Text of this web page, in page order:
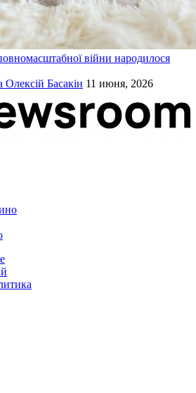
війни народилося
Олексій Басакін 11 июня, 2026